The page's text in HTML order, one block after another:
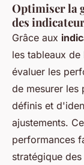
Optimiser la
des
Grâce aux
les tableaux
évaluer les
de mesurer
définis et
ajustements.
performances
stratégique